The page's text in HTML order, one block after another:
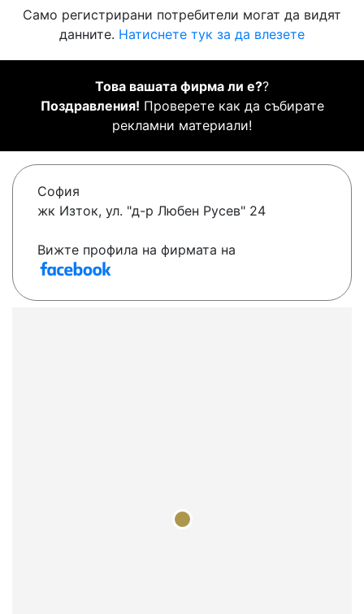
Само регистрирани потребители могат да видят
данните. Натиснете тук за да влезете
Това вашата фирма ли е??
Поздравления! Проверете как да събирате
рекламни материали!
София
жк Изток, ул. "д-р Любен Русев" 24
Вижте профила на фирмата на